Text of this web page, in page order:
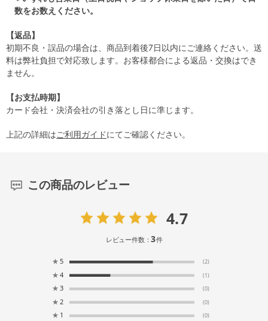
数をお数えください。
【返品】
初期不良・誤品の場合は、商品到着後7日以内にご連絡ください。送
料は弊社負担で対応致します。お客様都合による返品・交換はでき
ません。
【お支払時期】
カード会社・決済会社の引き落とし日に準じます。
上記の詳細はご利用ガイドにてご確認ください。
この商品のレビュー
4.7
レビュー件数：3件
★ 5 (2)
★ 4 (1)
★ 3 (0)
★ 2 (0)
★ 1 (0)